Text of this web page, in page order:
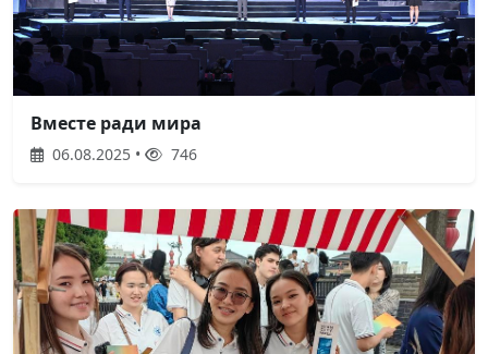
Вместе ради мира
06.08.2025 • 746